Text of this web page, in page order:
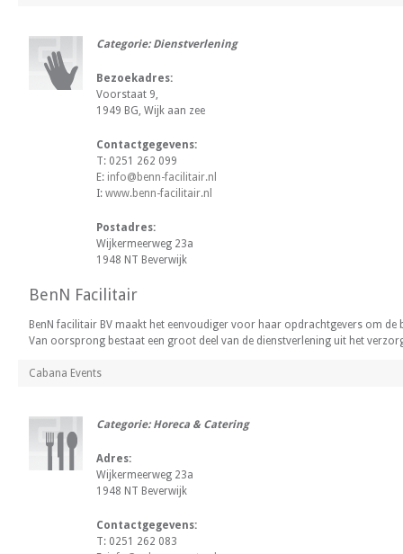
Categorie: Dienstverlening
Bezoekadres:
Voorstaat 9,
1949 BG, Wijk aan zee
Contactgegevens:
T: 0251 262 099
E: info@benn-facilitair.nl
I: www.benn-facilitair.nl
Postadres:
Wijkermeerweg 23a
1948 NT Beverwijk
BenN Facilitair
BenN facilitair BV maakt het eenvoudiger voor haar opdrachtgevers om
Van oorsprong bestaat een groot deel van de dienstverlening uit het
Cabana Events
Categorie: Horeca & Catering
Adres:
Wijkermeerweg 23a
1948 NT Beverwijk
Contactgegevens:
T: 0251 262 083